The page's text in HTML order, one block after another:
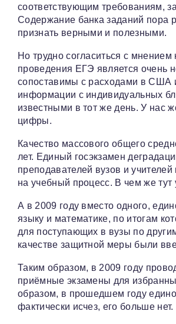
соответствующим требованиям,
Содержание банка заданий пора
признать верными и полезными.
Но трудно согласиться с
проведения ЕГЭ является очень
сопоставимы с расходами в США и
информации с индивидуальных
известными в тот же день. У нас
цифры.
Качество массового общего
лет. Единый госэкзамен
преподавателей вузов и
на учебный процесс. В чем же
А в 2009 году вместо одного,
языку и математике, по итогам
для поступающих в вузы по
качестве защитной меры были
Таким образом, в 2009 году
приёмные экзамены для
образом, в прошедшем году
фактически исчез, его больше